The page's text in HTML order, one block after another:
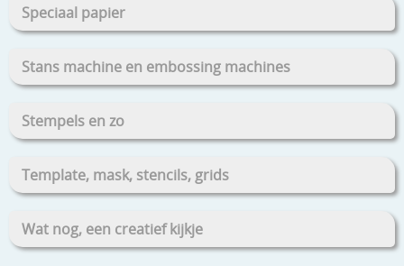
Speciaal papier
Stans machine en embossing machines
Stempels en zo
Template, mask, stencils, grids
Wat nog, een creatief kijkje